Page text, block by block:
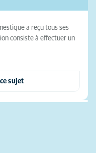
a reçu tous ses
consiste à effectuer un
sujet